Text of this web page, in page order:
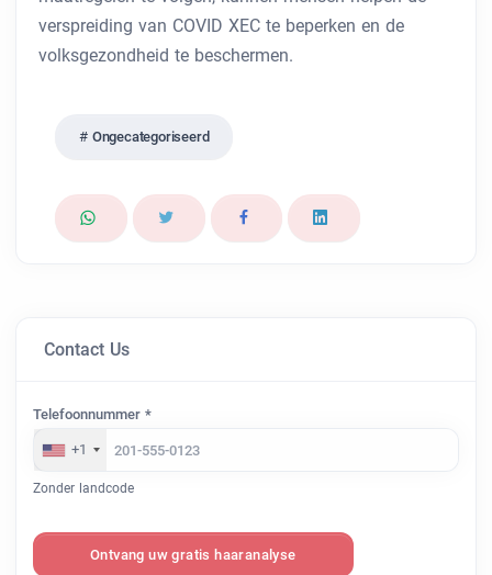
verspreiding van COVID XEC te beperken en de
volksgezondheid te beschermen.
Ongecategoriseerd
Contact Us
Telefoonnummer *
+1
Zonder landcode
Ontvang uw gratis haaranalyse